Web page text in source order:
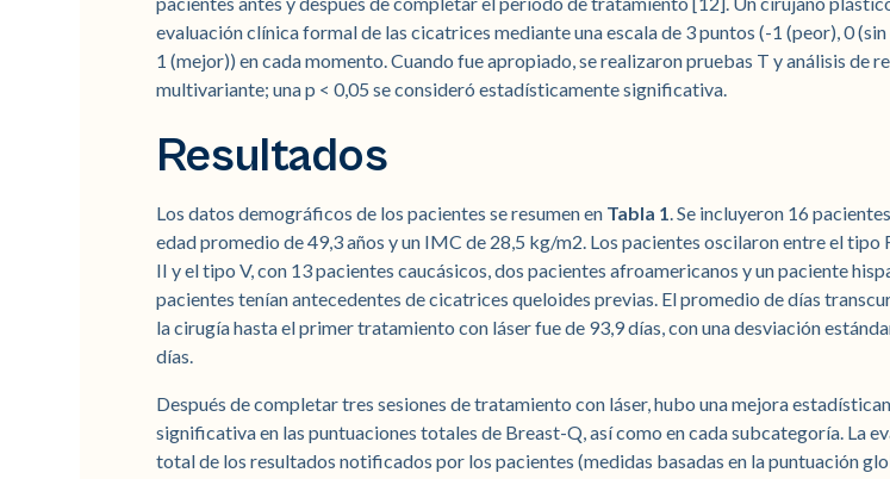
evaluación clínica formal de las cicatrices mediante una escala de 3 puntos (-1 (peor), 0
1 (mejor)) en cada momento. Cuando fue apropiado, se realizaron pruebas T y análisis de
multivariante; una p < 0,05 se consideró estadísticamente significativa.
Resultados
Los datos demográficos de los pacientes se resumen en Tabla 1. Se incluyeron 16
edad promedio de 49,3 años y un IMC de 28,5 kg/m2. Los pacientes oscilaron entre el
II y el tipo V, con 13 pacientes caucásicos, dos pacientes afroamericanos y un paciente
pacientes tenían antecedentes de cicatrices queloides previas. El promedio de días
la cirugía hasta el primer tratamiento con láser fue de 93,9 días, con una desviación
días.
Después de completar tres sesiones de tratamiento con láser, hubo una mejora
significativa en las puntuaciones totales de Breast-Q, así como en cada subcategoría. La
total de los resultados notificados por los pacientes (medidas basadas en la puntuación